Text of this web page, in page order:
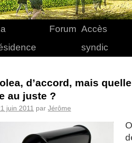
Forum Accès
syndic
d’accord, mais
au juste ?
juin 2011 par Jérôme